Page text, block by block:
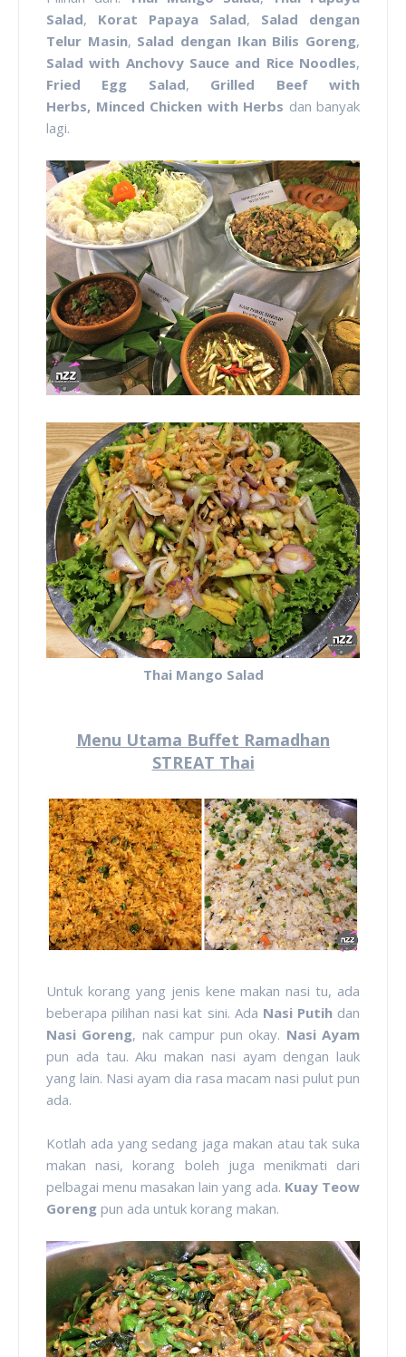
Salad, Korat Papaya Salad, Salad dengan
Telur Masin, Salad dengan Ikan Bilis Goreng,
Salad with Anchovy Sauce and Rice Noodles,
Fried Egg Salad, Grilled Beef with
Herbs, Minced Chicken with Herbs dan banyak
lagi.
Thai Mango Salad
Menu Utama Buffet Ramadhan
STREAT Thai
Untuk korang yang jenis kene makan nasi tu, ada
beberapa pilihan nasi kat sini. Ada Nasi Putihdan
Nasi Goreng, nak campur pun okay. Nasi Ayam
pun ada tau. Aku makan nasi ayam dengan lauk
yang lain. Nasi ayam dia rasa macam nasi pulut pun
ada.
Kotlah ada yang sedang jaga makan atau tak suka
makan nasi, korang boleh juga menikmati dari
pelbagai menu masakan lain yang ada. Kuay Teow
Goreng pun ada untuk korang makan.